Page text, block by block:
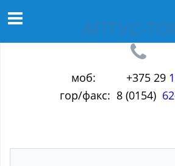
АПТУС-
моб: +375 29 1
гор/факс: 8 (0154)